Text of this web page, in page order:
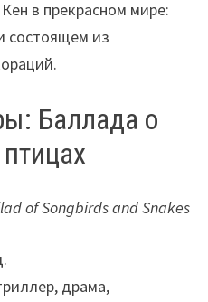
в прекрасном мире:
состоящем из
Баллада о
of Songbirds and Snakes
драма,